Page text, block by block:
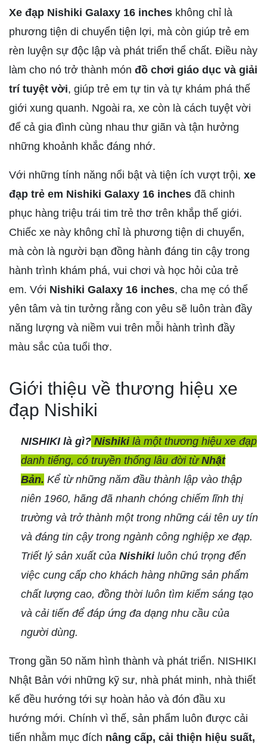
Xe đạp Nishiki Galaxy 16 inches không chỉ là
phương tiện di chuyển tiện lợi, mà còn giúp trẻ em
rèn luyện sự độc lập và phát triển thể chất. Điều này
làm cho nó trở thành món đồ chơi giáo dục và giải
trí tuyệt vời, giúp trẻ em tự tin và tự khám phá thế
giới xung quanh. Ngoài ra, xe còn là cách tuyệt vời
để cả gia đình cùng nhau thư giãn và tận hưởng
những khoảnh khắc đáng nhớ.
Với những tính năng nổi bật và tiện ích vượt trội, xe
đạp trẻ em Nishiki Galaxy 16 inches đã chinh
phục hàng triệu trái tim trẻ thơ trên khắp thế giới.
Chiếc xe này không chỉ là phương tiện di chuyển,
mà còn là người bạn đồng hành đáng tin cậy trong
hành trình khám phá, vui chơi và học hỏi của trẻ
em. Với Nishiki Galaxy 16 inches, cha mẹ có thể
yên tâm và tin tưởng rằng con yêu sẽ luôn tràn đầy
năng lượng và niềm vui trên mỗi hành trình đầy
màu sắc của tuổi thơ.
Giới thiệu về thương hiệu xe
đạp Nishiki
NISHIKI là gì? Nishikilà một thương hiệu xe đạp
danh tiếng, có truyền thống lâu đời từNhật
Bản. Kể từ những năm đầu thành lập vào thập
niên 1960, hãng đã nhanh chóng chiếm lĩnh thị
trường và trở thành một trong những cái tên uy tín
và đáng tin cậy trong ngành công nghiệp xe đạp.
Triết lý sản xuất của Nishikiluôn chú trọng đến
việc cung cấp cho khách hàng những sản phẩm
chất lượng cao, đồng thời luôn tìm kiếm sáng tạo
và cải tiến để đáp ứng đa dạng nhu cầu của
người dùng.
Trong gần 50 năm hình thành và phát triển. NISHIKI
Nhật Bản với những kỹ sư, nhà phát minh, nhà thiết
kế đều hướng tới sự hoàn hảo và đón đầu xu
hướng mới. Chính vì thế, sản phẩm luôn được cải
tiến nhằm mục đích nâng cấp, cải thiện hiệu suất,